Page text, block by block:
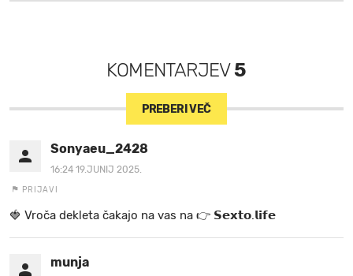
KOMENTARJEV5
PREBERI VEČ
Sonyaeu_2428
16:24 19.JUNIJ 2025.
PRIJAVI
🍓 V r o č a d e k l e t a ča k a jo na va s n a 👉 𝗦𝗲𝘅𝘁𝗼.𝗹𝗶𝗳𝗲
munja